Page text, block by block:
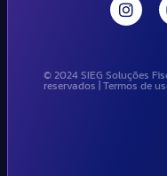
© 2024 SIEG Soluções
reservados | Termos de